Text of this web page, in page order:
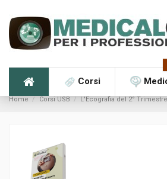
Corsi
Home Corsi USB L'Ecografia del 2°